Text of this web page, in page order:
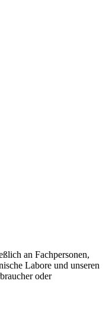
an Fachpersonen,
Labore und unseren
oder